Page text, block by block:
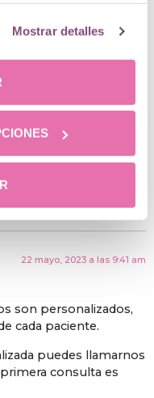
Mostrar detalles
y perfectas
21 mayo, 2023 a las 5:01 am
de las barnices
22 mayo, 2023 a las 9:41 am
son personalizados,
cada paciente.
puedes llamarnos
consulta es